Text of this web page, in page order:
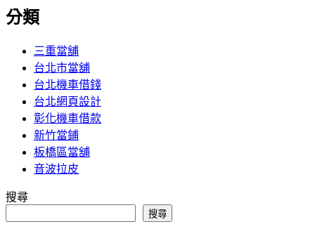
分類
三重當舖
台北市當舖
台北機車借錢
台北網頁設計
彰化機車借款
新竹當鋪
板橋區當舖
音波拉皮
搜尋
搜尋